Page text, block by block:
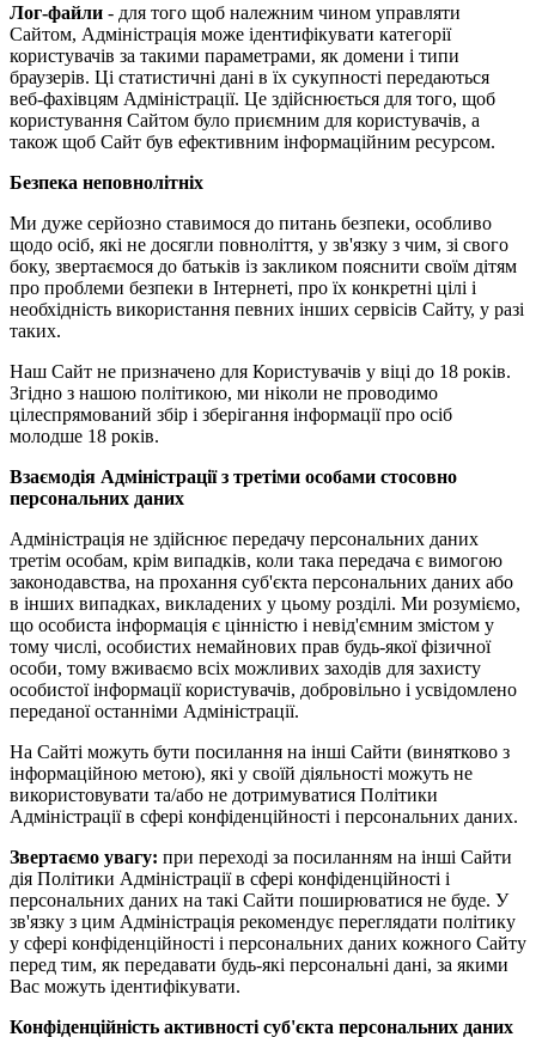
Лог-файли - для того щоб належним чином управляти
Сайтом, Адміністрація може ідентифікувати категорії
користувачів за такими параметрами, як домени і типи
браузерів. Ці статистичні дані в їх сукупності передаються
веб-фахівцям Адміністрації. Це здійснюється для того, щоб
користування Сайтом було приємним для користувачів, а
також щоб Сайт був ефективним інформаційним ресурсом.
Безпека неповнолітніх
Ми дуже серйозно ставимося до питань безпеки, особливо
щодо осіб, які не досягли повноліття, у зв'язку з чим, зі свого
боку, звертаємося до батьків із закликом пояснити своїм дітям
про проблеми безпеки в Інтернеті, про їх конкретні цілі і
необхідність використання певних інших сервісів Сайту, у разі
таких.
Наш Сайт не призначено для Користувачів у віці до 18 років.
Згідно з нашою політикою, ми ніколи не проводимо
цілеспрямований збір і зберігання інформації про осіб
молодше 18 років.
Взаємодія Адміністрації з третіми особами стосовно
персональних даних
Адміністрація не здійснює передачу персональних даних
третім особам, крім випадків, коли така передача є вимогою
законодавства, на прохання суб'єкта персональних даних або
в інших випадках, викладених у цьому розділі. Ми розуміємо,
що особиста інформація є цінністю і невід'ємним змістом у
тому числі, особистих немайнових прав будь-якої фізичної
особи, тому вживаємо всіх можливих заходів для захисту
особистої інформації користувачів, добровільно і усвідомлено
переданої останніми Адміністрації.
На Сайті можуть бути посилання на інші Сайти (винятково з
інформаційною метою), які у своїй діяльності можуть не
використовувати та/або не дотримуватися Політики
Адміністрації в сфері конфіденційності і персональних даних.
Звертаємо увагу: при переході за посиланням на інші Сайти
дія Політики Адміністрації в сфері конфіденційності і
персональних даних на такі Сайти поширюватися не буде. У
зв'язку з цим Адміністрація рекомендує переглядати політику
у сфері конфіденційності і персональних даних кожного Сайту
перед тим, як передавати будь-які персональні дані, за якими
Вас можуть ідентифікувати.
Конфіденційність активності суб'єкта персональних даних